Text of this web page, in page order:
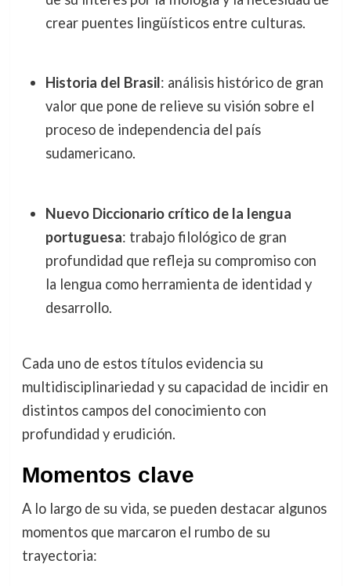
crear puentes lingüísticos entre culturas.
Historia del Brasil: análisis histórico de gran
valor que pone de relieve su visión sobre el
proceso de independencia del país
sudamericano.
Nuevo Diccionario crítico de la lengua
portuguesa: trabajo filológico de gran
profundidad que refleja su compromiso con
la lengua como herramienta de identidad y
desarrollo.
Cada uno de estos títulos evidencia su
multidisciplinariedad y su capacidad de incidir en
distintos campos del conocimiento con
profundidad y erudición.
Momentos clave
A lo largo de su vida, se pueden destacar algunos
momentos que marcaron el rumbo de su
trayectoria: